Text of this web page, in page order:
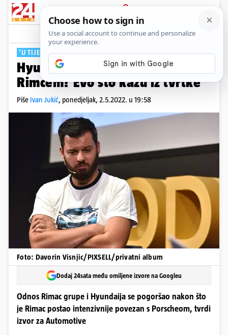
PRIJAVA
Tech Komentari
'U TIJEKU DVA PROJEKTA'
Hyundai prekida sve poslove s
Rimcem? Evo što kažu iz tvrtke
Piše Ivan Jukić, ponedjeljak, 2.5.2022. u 19:58
Foto: Davorin Visnjic/PIXSELL/privatni album
Dodaj 24sata među omiljene izvore na Googleu
Odnos Rimac grupe i Hyundaija se pogoršao nakon što
je Rimac postao intenzivnije povezan s Porscheom, tvrdi
izvor za Automotive